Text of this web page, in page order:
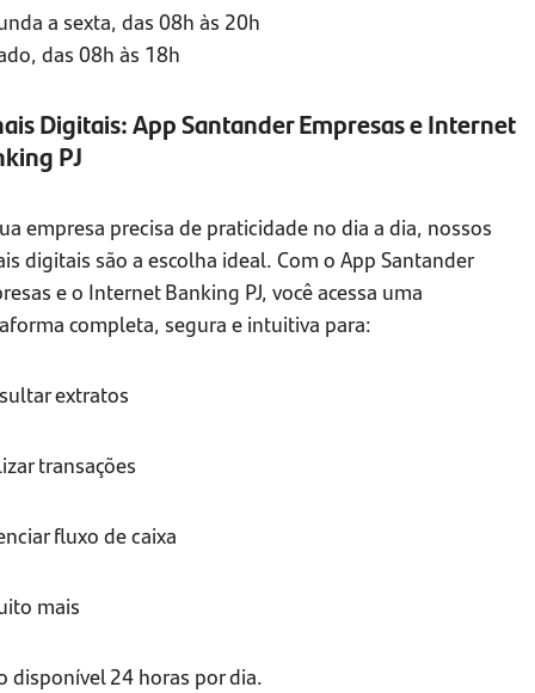
a sexta, das 08h às 20h
das 08h às 18h
Digitais: App Santander Empresas e Internet
PJ
empresa precisa de praticidade no dia a dia, nossos
digitais são a escolha ideal. Com o App Santander
e o Internet Banking PJ, você acessa uma
completa, segura e intuitiva para:
extratos
transações
fluxo de caixa
mais
disponível 24 horas por dia.